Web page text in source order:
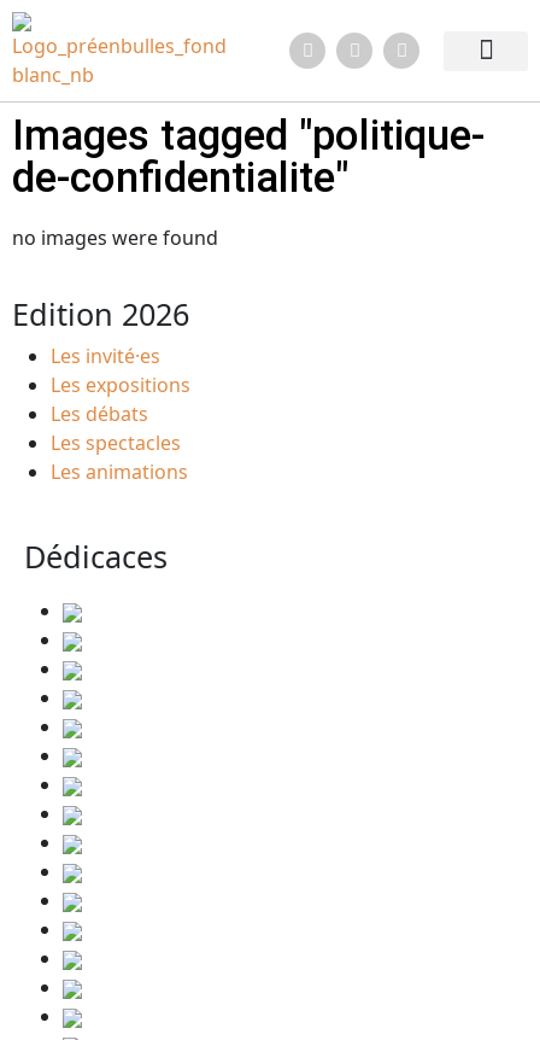
Images tagged "politique-
de-confidentialite"
no images were found
Edition 2026
Les invité·es
Les expositions
Les débats
Les spectacles
Les animations
Dédicaces